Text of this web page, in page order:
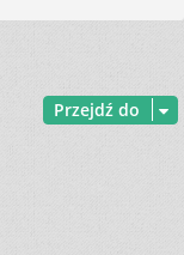
Przejdź do